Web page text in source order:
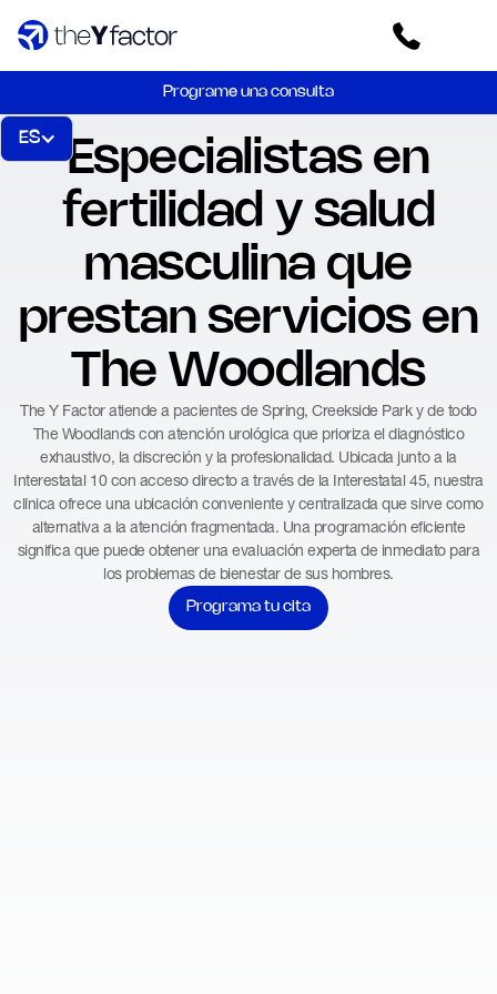
Programe una consulta
ES
Especialistas en
fertilidad y salud
masculina que
prestan servicios en
The Woodlands
The Y Factor atiende a pacientes de Spring, Creekside Park y de todo
The Woodlands con atención urológica que prioriza el diagnóstico
exhaustivo, la discreción y la profesionalidad. Ubicada junto a la
Interestatal 10 con acceso directo a través de la Interestatal 45, nuestra
clínica ofrece una ubicación conveniente y centralizada que sirve como
alternativa a la atención fragmentada. Una programación eficiente
significa que puede obtener una evaluación experta de inmediato para
los problemas de bienestar de sus hombres.
Programa tu cita